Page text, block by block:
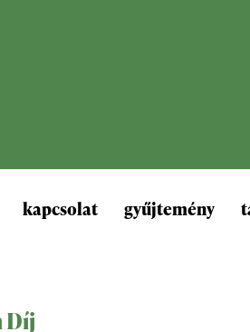
kapcsolat gyűjtemény
Díj